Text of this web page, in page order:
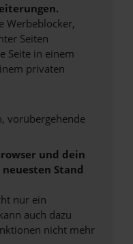
Werbeblocker,
Seiten
Seite in einem
privaten
vorübergehende
und dein
Stand
nur ein
auch dazu
nicht mehr